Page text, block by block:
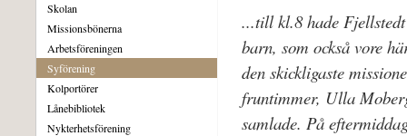
Skolan
Missionsbönerna
Arbetsföreningen
Syförening
Kolportörer
Lånebibliotek
Nykterhetsförening
...till kl.8 hade
barn, som också vore
den skickligaste
fruntimmer, Ulla
samlade. På